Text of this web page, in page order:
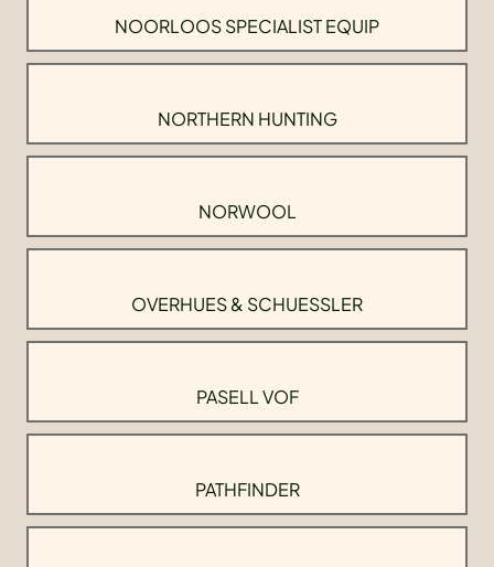
NOORLOOS SPECIALIST EQUIP
NORTHERN HUNTING
NORWOOL
OVERHUES & SCHUESSLER
PASELL VOF
PATHFINDER